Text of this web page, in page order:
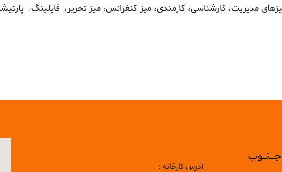
مدیریت، کارشناسی، کارمندی، میز کنفرانس، میز تحریر، فایلینگ،
آدرس کارخانه :